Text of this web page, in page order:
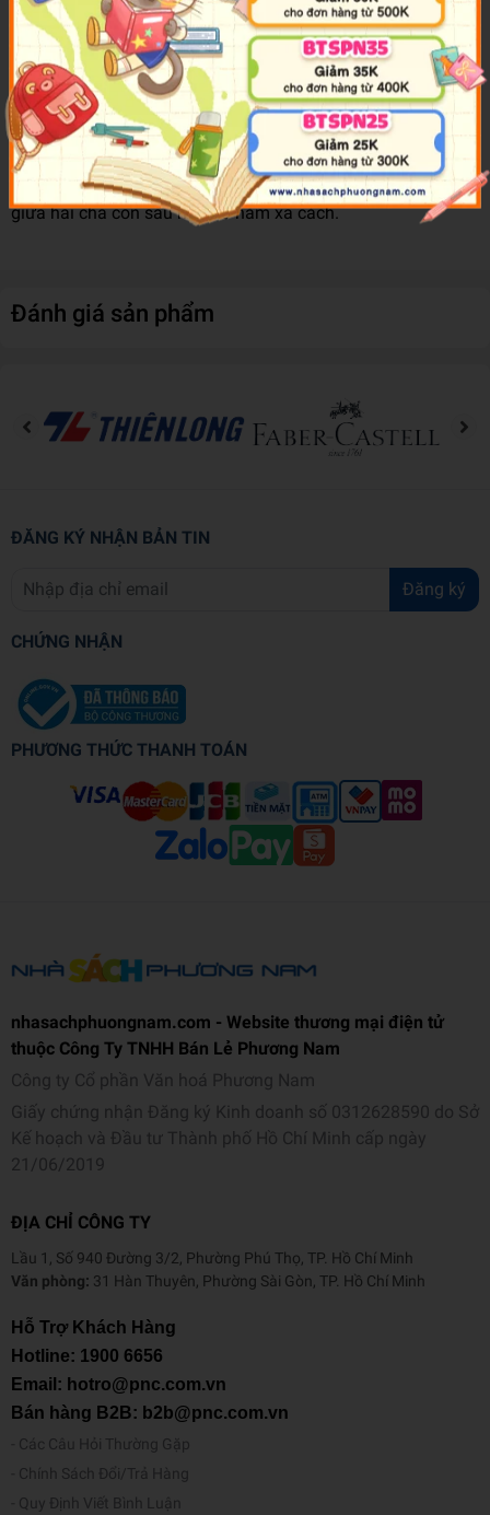
Dù vậy. Mikado vẫn cố gắng tìm kiếm tung tích của
Hiyakawa. Lần này cậu quyết tâm đưa anh quay trở về và sẽ
chấp nhận tất cả. Thế rồi, cậu cùng Mukae, Erika và Sakaki
đi giải cứu Hiyakawa.
Để phòng trường hợp không thể quay trở về, Mikado còn
mang bên mình kỷ vật của cha, thứ mà mẹ đã đưa cho cậu.
Và điều chờ đợi Mikado chính là... cuộc đối đầu định mệnh
giữa hai cha con sau hơn 20 năm xa cách.
Đánh giá sản phẩm
ĐĂNG KÝ NHẬN BẢN TIN
Đăng ký
CHỨNG NHẬN
PHƯƠNG THỨC THANH TOÁN
nhasachphuongnam.com - Website thương mại điện tử
thuộc Công Ty TNHH Bán Lẻ Phương Nam
Công ty Cổ phần Văn hoá Phương Nam
Giấy chứng nhận Đăng ký Kinh doanh số 0312628590 do Sở
Kế hoạch và Đầu tư Thành phố Hồ Chí Minh cấp ngày
21/06/2019
ĐỊA CHỈ CÔNG TY
Lầu 1, Số 940 Đường 3/2, Phường Phú Thọ, TP. Hồ Chí Minh
Văn phòng: 31 Hàn Thuyên, Phường Sài Gòn, TP. Hồ Chí Minh
Hỗ Trợ Khách Hàng
Hotline: 1900 6656
Email: hotro@pnc.com.vn
Bán hàng B2B: b2b@pnc.com.vn
Các Câu Hỏi Thường Gặp
Chính Sách Đổi/Trả Hàng
Quy Định Viết Bình Luận